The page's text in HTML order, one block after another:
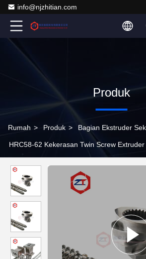
info@njzhitian.com
Produk
Rumah > Produk > Bagian Ekstruder
HRC58-62 Kekerasan Twin Screw